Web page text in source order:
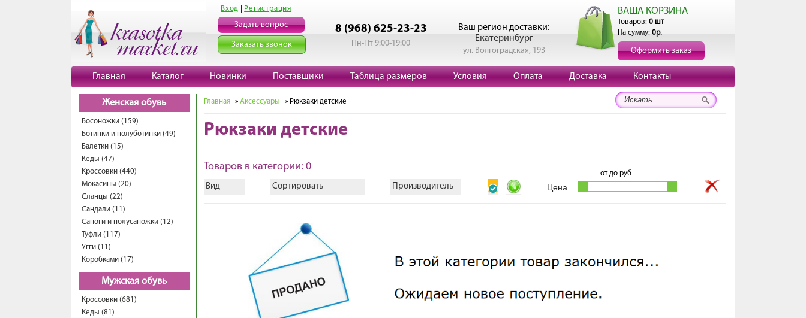
Вход Регистрация
Задать вопрос
Заказать звонок
8 (968) 625-23-23
Пн-Пт 9:00-19:00
Ваш регион доставки:
Екатеринбург
ул. Волгоградская, 193
ВАША КОРЗИНА
Товаров: 0 шт
На сумму: 0р.
Оформить заказ
Главная Каталог Новинки Поставщики Таблица размеров Условия Оплата Доставка Контакты
Женская обувь
Босоножки (159)
Ботинки и полуботинки (49)
Балетки (15)
Кеды (47)
Кроссовки (440)
Мокасины (20)
Сланцы (22)
Сандали (11)
Сапоги и полусапожки (12)
Туфли (117)
Угги (11)
Коробками (17)
Мужская обувь
Кроссовки (681)
Кеды (81)
Главная » Аксессуары » Рюкзаки детские
Рюкзаки детские
Товаров в категории: 0
Вид Сортировать Производитель
отдо руб